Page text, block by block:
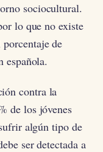
sociocultural.
lo que no existe
porcentaje de
española.
contra la
de los jóvenes
algún tipo de
ser detectada a